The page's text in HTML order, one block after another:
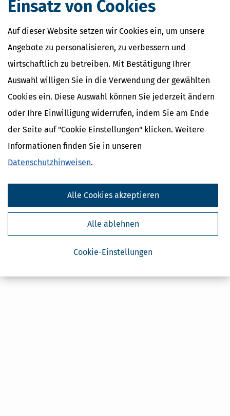
Einsatz von Cookies
Auf dieser Website setzen wir Cookies ein, um unsere
Angebote zu personalisieren, zu verbessern und
wirtschaftlich zu betreiben. Mit Bestätigung Ihrer
Auswahl willigen Sie in die Verwendung der gewählten
Cookies ein. Diese Auswahl können Sie jederzeit ändern
oder Ihre Einwilligung widerrufen, indem Sie am Ende
der Seite auf "Cookie Einstellungen" klicken. Weitere
Informationen finden Sie in unseren
Datenschutzhinweisen.
Cookie-Einstellungen
Alle ablehnen
Alle Cookies akzeptieren
Kostenlose Steuertipps & News
Absenden
Steuertipps
Steuertipps Selbstständige
von Steuertipps abonnieren. Die
Meine Einwilligung kann ich jederzeit durch
Abbestellung des Newsletters widerrufen.